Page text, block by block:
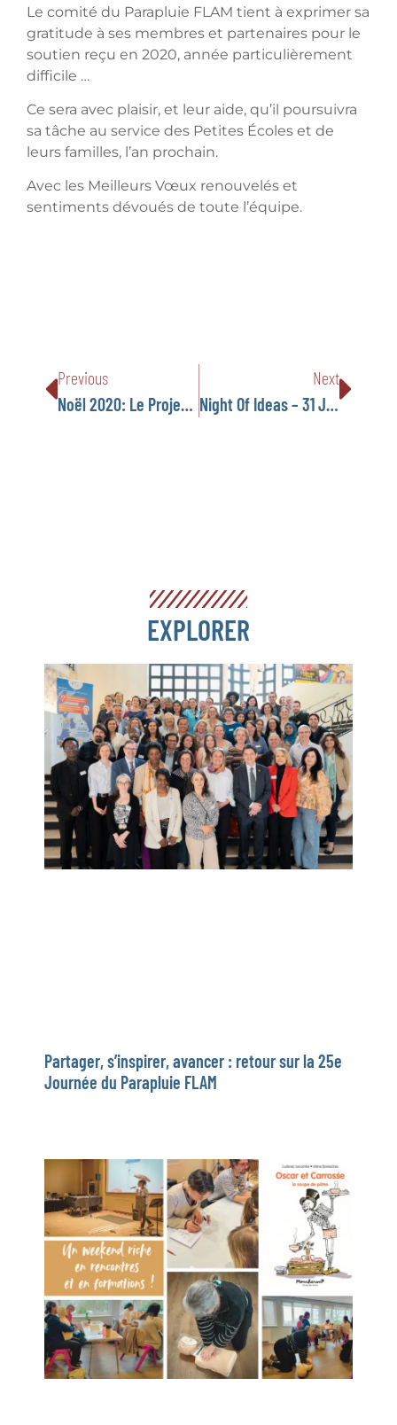
Le comité du Parapluie FLAM tient à exprimer sa
gratitude à ses membres et partenaires pour le
soutien reçu en 2020, année particulièrement
difficile …
Ce sera avec plaisir, et leur aide, qu’il poursuivra
sa tâche au service des Petites Écoles et de
leurs familles, l’an prochain.
Avec les Meilleurs Vœux renouvelés et
sentiments dévoués de toute l’équipe.
Previous
Noël 2020: Le Projet Solidaire Du Réseau FLAM Pour Lutter Contre L’isolement Des Personnes Âgées
Next
Night Of Ideas – 31 Janvier À L’Institut Français De Londres
EXPLORER
Partager, s’inspirer, avancer : retour sur la 25e
Journée du Parapluie FLAM